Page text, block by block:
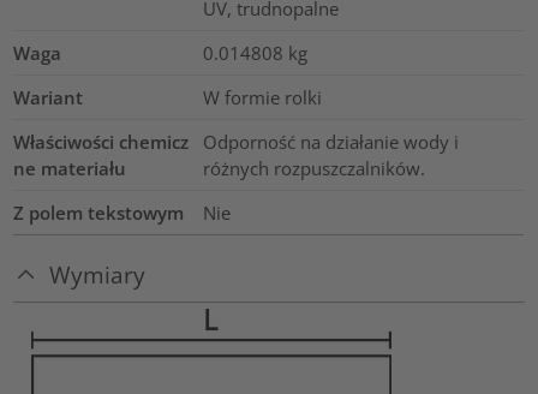
UV, trudnopalne
Waga
0.014808 kg
Wariant
W formie rolki
Właściwości chemicz
ne materiału
Odporność na działanie wody i
różnych rozpuszczalników.
Z polem tekstowym
Nie
Wymiary